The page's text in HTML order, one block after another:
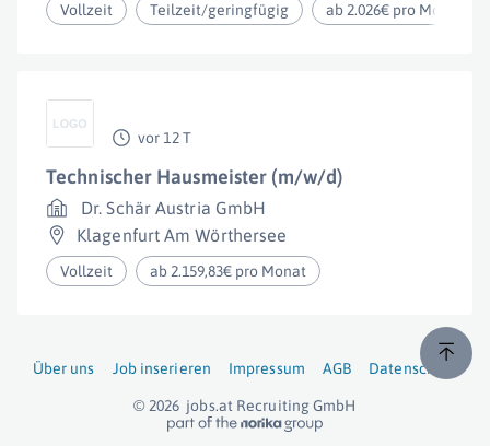
Vollzeit Teilzeit/geringfügig ab 2.026€ pro Monat
vor 12 T
Technischer Hausmeister (m/w/d)
Dr. Schär Austria GmbH
Klagenfurt Am Wörthersee
Vollzeit ab 2.159,83€ pro Monat
Über uns Job inserieren Impressum AGB Datenschutz
© 2026 jobs.at Recruiting GmbH